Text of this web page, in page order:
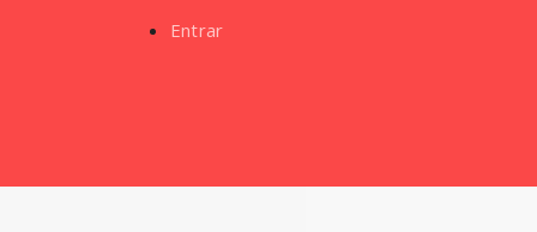
Entrar